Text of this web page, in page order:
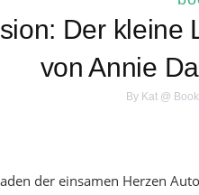
Der kleine
von Annie
By Kat @
der einsamen Herzen